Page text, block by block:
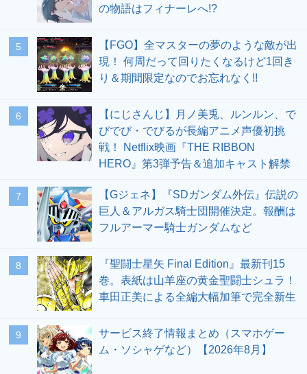
の物語はフィナーレへ!?
5
【FGO】全マスターの夢のような敵が出
現！ 何周だって回りたくなるけど1回き
り＆期間限定なのでお忘れなく!!
6
【にじさんじ】月ノ美兎、ルンルン、で
びでび・でびるが長編アニメ声優初挑
戦！ Netflix映画『THE RIBBON
HERO』第3弾予告＆追加キャスト解禁
7
【Gジェネ】『SDガンダム外伝』伝説の
巨人＆アルガス騎士団開催決定。報酬は
フルアーマー騎士ガンダムなど
8
『聖闘士星矢 Final Edition』最新刊15
巻。表紙は山羊座の黄金聖闘士シュラ！
車田正美による全編大幅加筆で完全新生
9
サービス終了情報まとめ（スマホゲー
ム・ソシャゲなど）【2026年8月】